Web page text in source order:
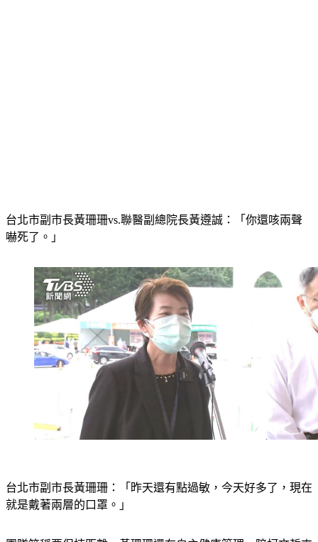
台北市副市長黃珊珊vs.聯醫副總院長黃遵誠：「你還咳兩聲
嚇死了。」
台北市副市長黃珊珊：「昨天還有點過敏，今天好多了，現在
就是戴著兩層的口罩。」